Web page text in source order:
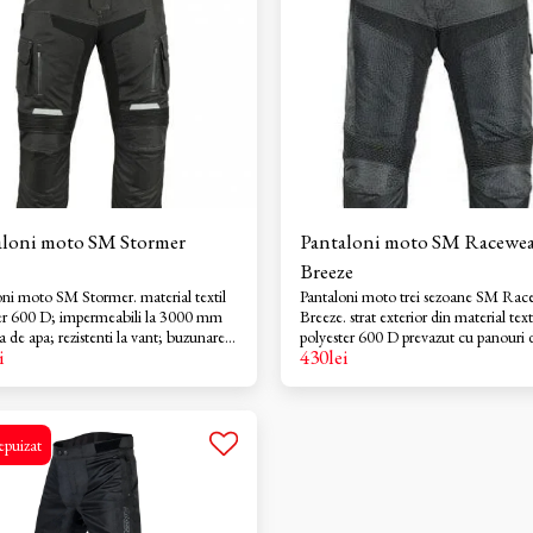
moto SM Stormer
SM Stormer. material textil
600 D; impermeabili la 3000 mm
de apa; rezistenti la vant; buzunare
pentru un plus de confort;
fermoare rezistente la apa.
Pantaloni moto SM
Breeze
Pantaloni moto trei sezoane SM
Breeze. strat exterior din material textil
polyester 600 D prevazut cu panouri
pentru ventilare pe vreme calduroasa;
430lei